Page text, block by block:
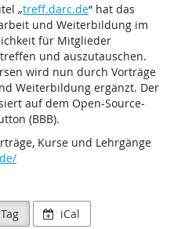
„treff.darc.de“ hat das
und Weiterbildung im
für Mitglieder
und auszutauschen.
wird nun durch Vorträge
Weiterbildung ergänzt. Der
auf dem Open-Source-
(BBB).
Kurse und Lehrgänge
Tag iCal